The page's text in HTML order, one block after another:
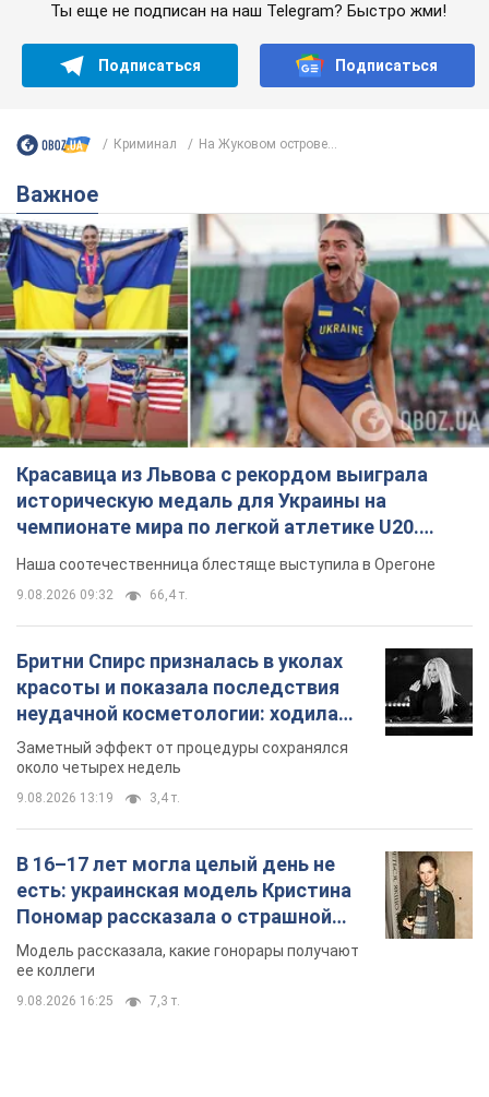
Ты еще не подписан на наш Telegram? Быстро жми!
Подписаться Подписаться
Криминал На Жуковом острове...
Важное
Красавица из Львова с рекордом выиграла
историческую медаль для Украины на
чемпионате мира по легкой атлетике U20.
Видео
Наша соотечественница блестяще выступила в Орегоне
9.08.2026 09:32 66,4 т.
Бритни Спирс призналась в уколах
красоты и показала последствия
неудачной косметологии: ходила
так почти месяц
Заметный эффект от процедуры сохранялся
около четырех недель
9.08.2026 13:19 3,4 т.
В 16–17 лет могла целый день не
есть: украинская модель Кристина
Пономар рассказала о страшной
стороне модельной карьеры
Модель рассказала, какие гонорары получают
ее коллеги
9.08.2026 16:25 7,3 т.